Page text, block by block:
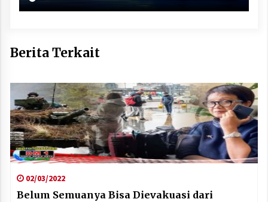
Berita Terkait
02/03/2022
Belum Semuanya Bisa Dievakuasi dari